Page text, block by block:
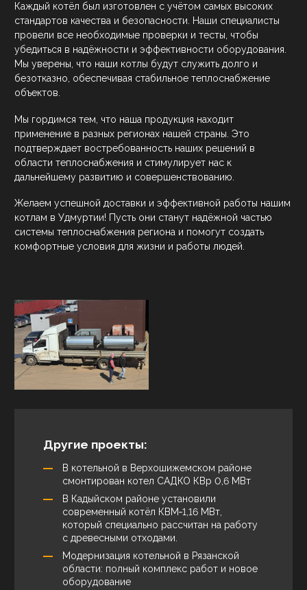
Каждый котёл был изготовлен с учётом самых высоких
стандартов качества и безопасности. Наши специалисты
провели все необходимые проверки и тесты, чтобы
убедиться в надёжности и эффективности оборудования.
Мы уверены, что наши котлы будут служить долго и
безотказно, обеспечивая стабильное теплоснабжение
объектов.
Мы гордимся тем, что наша продукция находит
применение в разных регионах нашей страны. Это
подтверждает востребованность наших решений в
области теплоснабжения и стимулирует нас к
дальнейшему развитию и совершенствованию.
Желаем успешной доставки и эффективной работы нашим
котлам в Удмуртии! Пусть они станут надёжной частью
системы теплоснабжения региона и помогут создать
комфортные условия для жизни и работы людей.
Другие проекты:
В котельной в Верхошижемском районе
смонтирован котел САДКО КВр 0,6 МВт
В Кадыйском районе установили
современный котёл КВМ‑1,16 МВт,
который специально рассчитан на работу
с древесными отходами.
Модернизация котельной в Рязанской
области: полный комплекс работ и новое
оборудование